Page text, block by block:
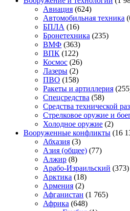
Авиация (624)
Автомобильная техника
БПЛА (16)
Бронетехника (235)
ВМФ (363)
ВПК (122)
Космос (26)
Лазеры (2)
ПВО (158)
Ракеты и артиллерия
Спецсредства (58)
Средства технической
Стрелковое оружие и
Холодное оружие (2)
Вооруженные конфликты (16
Абхазия (3)
Азия (общее) (77)
Алжир (8)
Арабо-Израильский (373)
Арктика (18)
Армения (2)
Афганистан (1 765)
Африка (648)